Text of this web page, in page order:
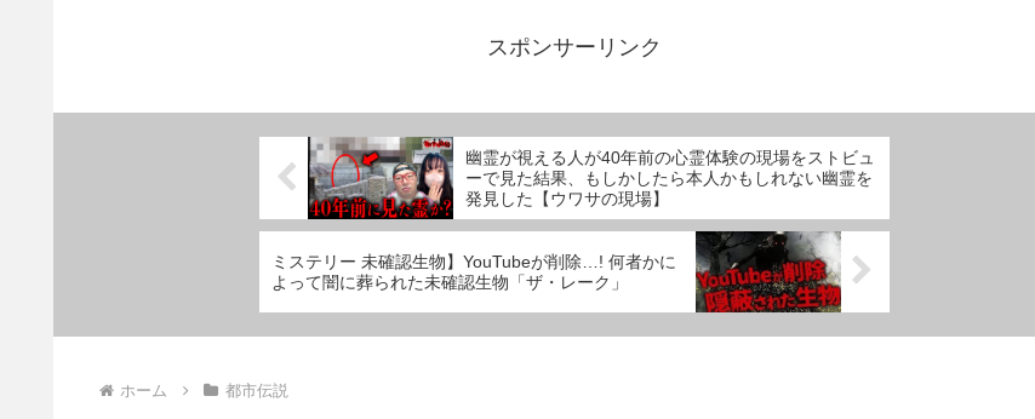
スポンサーリンク
幽霊が視える人が40年前の心霊体験の現場をストビュ
ーで見た結果、もしかしたら本人かもしれない幽霊を
発見した【ウワサの現場】
ミステリー 未確認生物】YouTubeが削除…! 何者かに
よって闇に葬られた未確認生物「ザ・レーク」
ホーム 都市伝説